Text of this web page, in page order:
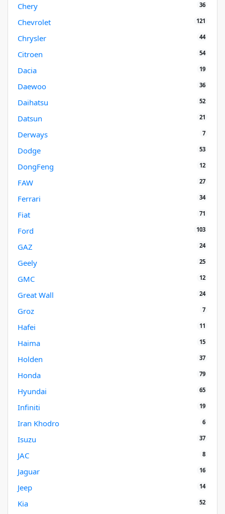
Chery 36
Chevrolet 121
Chrysler 44
Citroen 54
Dacia 19
Daewoo 36
Daihatsu 52
Datsun 21
Derways 7
Dodge 53
DongFeng 12
FAW 27
Ferrari 34
Fiat 71
Ford 103
GAZ 24
Geely 25
GMC 12
Great Wall 24
Groz 7
Hafei 11
Haima 15
Holden 37
Honda 79
Hyundai 65
Infiniti 19
Iran Khodro 6
Isuzu 37
JAC 8
Jaguar 16
Jeep 14
Kia 52